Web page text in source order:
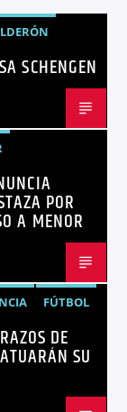
SCHENGEN
NOTICIAS
POR
A MENOR
FÚTBOL
DE
SU